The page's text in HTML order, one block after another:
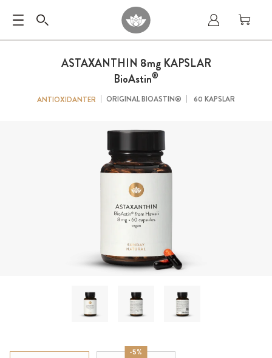
ASTAXANTHIN 8mgKAPSLAR
BioAstin®
ANTIOXIDANTER ORIGINAL BIOASTIN® 60 KAPSLAR
-5%